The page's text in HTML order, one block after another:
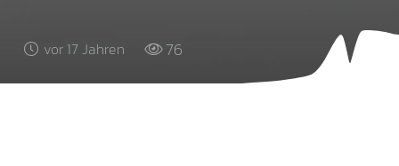
vor 17 Jahren 76